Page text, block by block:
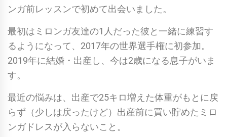
ンガ前レッスンで初めて出会いました。
最初はミロンガ友達の1人だった彼と一緒に練習す
るようになって、2017年の世界選手権に初参加。
2019年に結婚・出産し、今は2歳になる息子がいま
す。
最近の悩みは、出産で25キロ増えた体重がもとに戻
らず（少しは戻ったけど）出産前に買い貯めたミロ
ンガドレスが入らないこと。